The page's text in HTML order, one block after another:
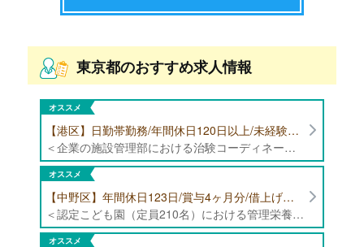
東京都のおすすめ求人情報
オススメ
【港区】日勤帯勤務/年間休日120日以上/未経験者歓迎/健康食品の臨床試験に携わる管理栄養士・栄養士の治験コーディネーター募集！
＜企業の施設管理部における治験コーディネーター業務全般＞ ・健康食品の臨床試験に伴う指導 ・スケジュール調整等の被験者管理 ・データ収集、書類作成 ・医療機関にて被験者への説明や誘導 ・栄養指導、栄養計算
オススメ
【中野区】年間休日123日/賞与4ヶ月分/借上げ住宅制度あり 認定こども園（定員210名）にて管理栄養士・栄養士募集！
＜認定こども園（定員210名）における管理栄養士・栄養士業務全般＞ ・管理栄養士、栄養士業務全般
オススメ